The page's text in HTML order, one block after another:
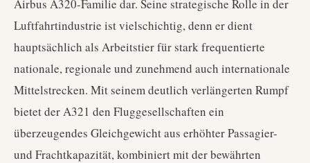
Airbus A320-Familie dar. Seine strategische Rolle in der
Luftfahrtindustrie ist vielschichtig, denn er dient
hauptsächlich als Arbeitstier für stark frequentierte
nationale, regionale und zunehmend auch internationale
Mittelstrecken. Mit seinem deutlich verlängerten Rumpf
bietet der A321 den Fluggesellschaften ein
überzeugendes Gleichgewicht aus erhöhter Passagier-
und Frachtkapazität, kombiniert mit der bewährten